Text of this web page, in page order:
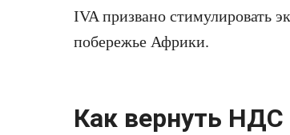
IVA призвано стимулировать
побережье Африки.
Как вернуть НДС